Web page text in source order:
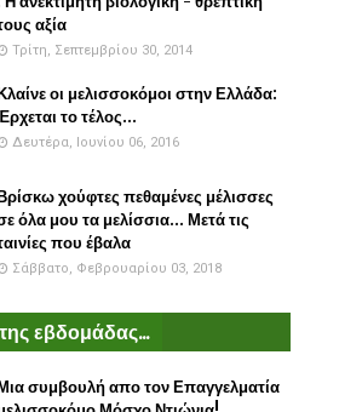
αξία
Τρίτη, Σεπτεμβρίου 30, 2014
οι μελισσοκόμοι στην Ελλάδα:
το τέλος...
Δευτέρα, Ιουνίου 06, 2016
χούφτες πεθαμένες μέλισσες
όλα μου τα μελίσσια... Μετά τις
που έβαλα
Σάββατο, Φεβρουαρίου 03, 2018
εβδομάδας...
συμβουλή απο τον Επαγγελματία